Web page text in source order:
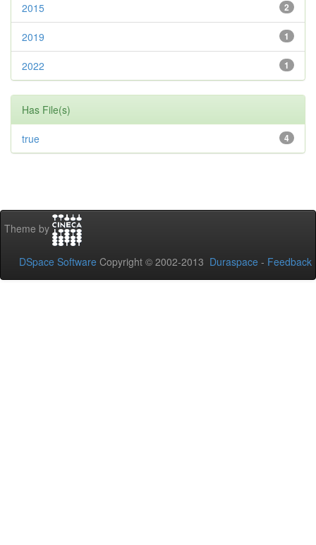
2
2015
1
2019
1
2022
Has File(s)
4
true
Theme by
DSpace Software Copyright © 2002-2013 Duraspace - Feedback